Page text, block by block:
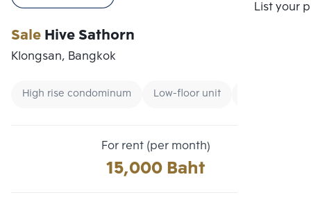
List your
SaleHive Sathorn
Klongsan, Bangkok
High rise condominum Low-floor unit
For rent (per month)
15,000 Baht